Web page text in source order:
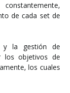
de cada set de
y la gestión de
los objetivos de
los cuales